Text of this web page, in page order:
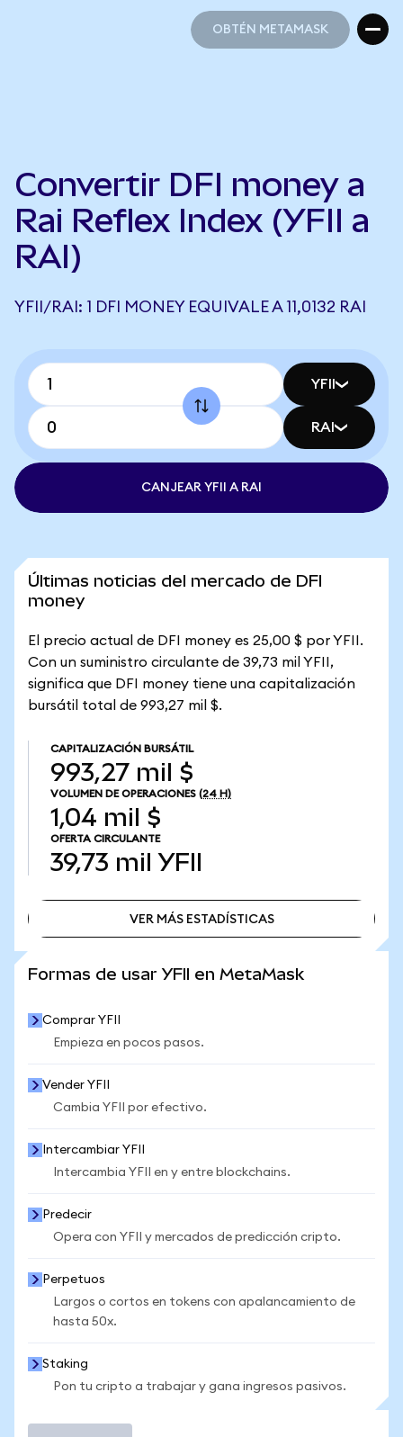
OBTÉN METAMASK
Convertir DFI money a
Rai Reflex Index (YFII a
RAI)
YFII/RAI: 1 DFI MONEY EQUIVALE A 11,0132 RAI
YFII
RAI
CANJEAR YFII A RAI
Últimas noticias del mercado de DFI
money
El precio actual de DFI money es 25,00 $ por YFII.
Con un suministro circulante de 39,73 mil YFII,
significa que DFI money tiene una capitalización
bursátil total de 993,27 mil $.
CAPITALIZACIÓN BURSÁTIL
993,27 mil $
VOLUMEN DE OPERACIONES (24 H)
1,04 mil $
OFERTA CIRCULANTE
39,73 mil YFII
VER MÁS ESTADÍSTICAS
Formas de usar YFII en MetaMask
Comprar YFII
Empieza en pocos pasos.
Vender YFII
Cambia YFII por efectivo.
Intercambiar YFII
Intercambia YFII en y entre blockchains.
Predecir
Opera con YFII y mercados de predicción cripto.
Perpetuos
Largos o cortos en tokens con apalancamiento de
hasta 50x.
Staking
Pon tu cripto a trabajar y gana ingresos pasivos.